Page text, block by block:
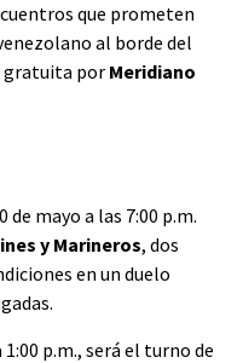
que prometen
al borde del
gratuita porMeridiano
mayo a las 7:00 p.m.
y Marineros, dos
en un duelo
p.m., será el turno de